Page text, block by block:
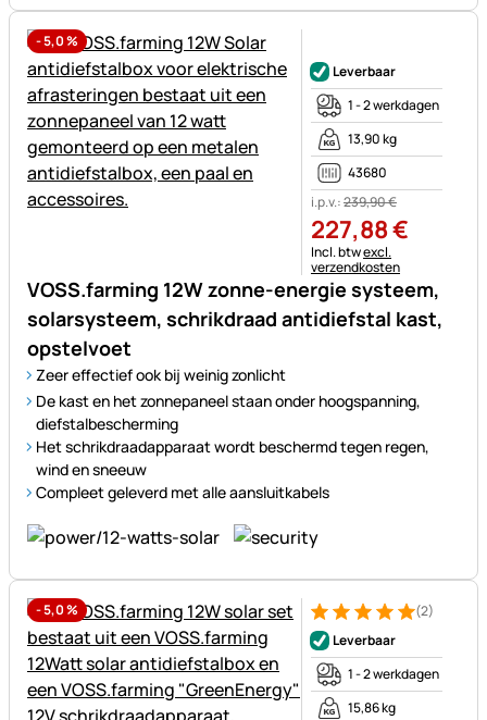
-5,0%
VOSS.farming 12W zonne-energie systeem,
solarsysteem, schrikdraad antidiefstal kast,
opstelvoet
Zeer effectief ook bij weinig zonlicht
De kast en het zonnepaneel staan onder hoogspanning,
diefstalbescherming
Het schrikdraadapparaat wordt beschermd tegen regen,
wind en sneeuw
Compleet geleverd met alle aansluitkabels
Leverbaar
1 - 2 werkdagen
13,90 kg
43680
i.p.v.:239,90€
227,88€
Belastinginformatie:
Incl. btwexcl.
verzendkosten
-5,0% Beoordeling: 5 van 5 (2
2 Bewertungen
(2)
Leverbaar
1 - 2 werkdagen
15,86 kg